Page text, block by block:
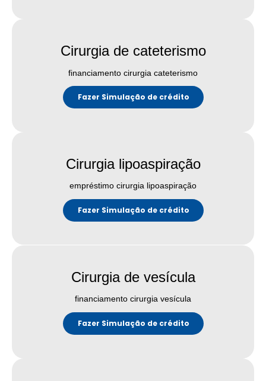
Cirurgia de cateterismo
financiamento cirurgia cateterismo
Fazer Simulação de crédito
Cirurgia lipoaspiração
empréstimo cirurgia lipoaspiração
Fazer Simulação de crédito
Cirurgia de vesícula
financiamento cirurgia vesícula
Fazer Simulação de crédito